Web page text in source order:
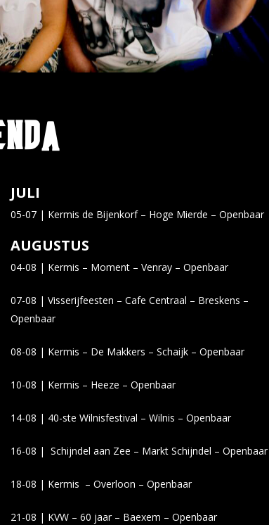
JULI
05-07 | Kermis de Bijenkorf – Hoge Mierde – Openbaar
AUGUSTUS
04-08 | Kermis – Moment – Venray – Openbaar
07-08 | Visserijfeesten – Cafe Centraal – Breskens –
Openbaar
08-08 | Kermis – De Makkers – Schaijk – Openbaar
10-08 | Kermis – Heeze – Openbaar
14-08 | 40-ste Wilnisfestival – Wilnis – Openbaar
16-08 | Schijndel aan Zee – Markt Schijndel – Openbaar
18-08 | Kermis – Overloon – Openbaar
21-08 | KVW – 60 jaar – Baexem – Openbaar